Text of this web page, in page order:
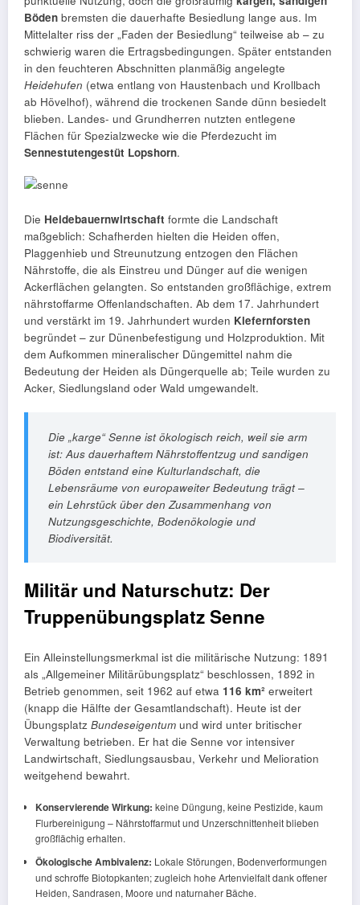
Böden bremsten die dauerhafte Besiedlung lange aus. Im
Mittelalter riss der „Faden der Besiedlung“ teilweise ab – zu
schwierig waren die Ertragsbedingungen. Später entstanden
in den feuchteren Abschnitten planmäßig angelegte
Heidehufen (etwa entlang von Haustenbach und Krollbach
ab Hövelhof), während die trockenen Sande dünn besiedelt
blieben. Landes- und Grundherren nutzten entlegene
Flächen für Spezialzwecke wie die Pferdezucht im
Sennestutengestüt Lopshorn.
Die Heidebauernwirtschaft formte die Landschaft
maßgeblich: Schafherden hielten die Heiden offen,
Plaggenhieb und Streunutzung entzogen den Flächen
Nährstoffe, die als Einstreu und Dünger auf die wenigen
Ackerflächen gelangten. So entstanden großflächige, extrem
nährstoffarme Offenlandschaften. Ab dem 17. Jahrhundert
und verstärkt im 19. Jahrhundert wurden Kiefernforsten
begründet – zur Dünenbefestigung und Holzproduktion. Mit
dem Aufkommen mineralischer Düngemittel nahm die
Bedeutung der Heiden als Düngerquelle ab; Teile wurden zu
Acker, Siedlungsland oder Wald umgewandelt.
Die „karge“ Senne ist ökologisch reich, weil sie arm
ist: Aus dauerhaftem Nährstoffentzug und sandigen
Böden entstand eine Kulturlandschaft, die
Lebensräume von europaweiter Bedeutung trägt –
ein Lehrstück über den Zusammenhang von
Nutzungsgeschichte, Bodenökologie und
Biodiversität.
Militär und Naturschutz: Der
Truppenübungsplatz Senne
Ein Alleinstellungsmerkmal ist die militärische Nutzung: 1891
als „Allgemeiner Militärübungsplatz“ beschlossen, 1892 in
Betrieb genommen, seit 1962 auf etwa 116 km² erweitert
(knapp die Hälfte der Gesamtlandschaft). Heute ist der
Übungsplatz Bundeseigentum und wird unter britischer
Verwaltung betrieben. Er hat die Senne vor intensiver
Landwirtschaft, Siedlungsausbau, Verkehr und Melioration
weitgehend bewahrt.
Konservierende Wirkung: keine Düngung, keine Pestizide, kaum
Flurbereinigung – Nährstoffarmut und Unzerschnittenheit blieben
großflächig erhalten.
Ökologische Ambivalenz: Lokale Störungen, Bodenverformungen
und schroffe Biotopkanten; zugleich hohe Artenvielfalt dank offener
Heiden, Sandrasen, Moore und naturnaher Bäche.